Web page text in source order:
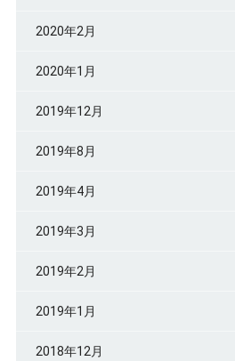
2020年2月
2020年1月
2019年12月
2019年8月
2019年4月
2019年3月
2019年2月
2019年1月
2018年12月